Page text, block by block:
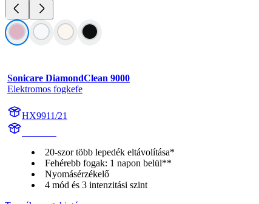
Sonicare DiamondClean 9000
Elektromos fogkefe
HX9911/21
20-szor több lepedék eltávolítása*
Fehérebb fogak: 1 napon belül**
Nyomásérzékelő
4 mód és 3 intenzitási szint